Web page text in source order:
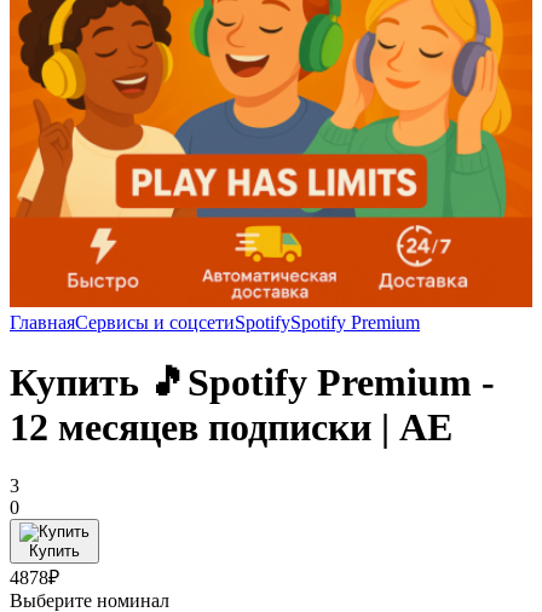
ГлавнаяСервисы и соцсетиSpotifySpotify Premium
Купить 🎵Spotify Premium -
12 месяцев подписки | AE
3
0
Купить
4878₽
Выберите номинал